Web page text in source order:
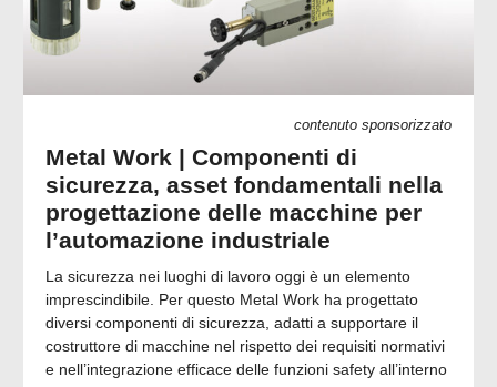
contenuto sponsorizzato
Metal Work | Componenti di
sicurezza, asset fondamentali nella
progettazione delle macchine per
l’automazione industriale
La sicurezza nei luoghi di lavoro oggi è un elemento
imprescindibile. Per questo Metal Work ha progettato
diversi componenti di sicurezza, adatti a supportare il
costruttore di macchine nel rispetto dei requisiti normativi
e nell’integrazione efficace delle funzioni safety all’interno